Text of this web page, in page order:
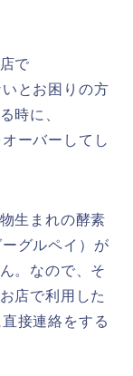
で
とお困りの方
時に、
ーバーしてし
生まれの酵素
グルペイ）が
。なので、そ
店で利用した
接連絡をする